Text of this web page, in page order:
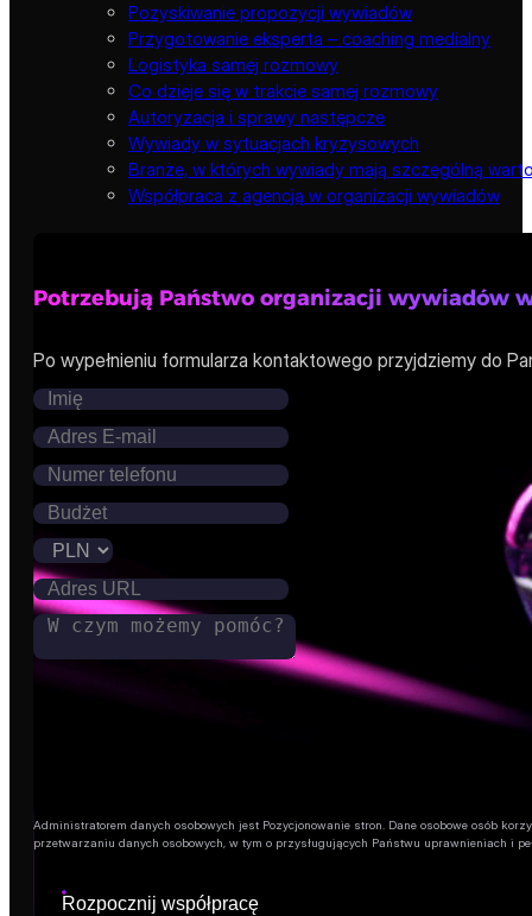
Pozyskiwanie propozycji wywiadów
Przygotowanie eksperta – coaching medialny
Logistyka samej rozmowy
Co dzieje się w trakcie samej rozmowy
Autoryzacja i sprawy następcze
Wywiady w sytuacjach kryzysowych
Branże, w których wywiady mają szczególną
Współpraca z agencją w organizacji wywiadów
Potrzebują Państwo organizacji wywiadów
Po wypełnieniu formularza kontaktowego przyjdziemy do
Administratorem danych osobowych jest Pozycjonowanie stron. Dane osobowe osób
przetwarzaniu danych osobowych, w tym o przysługujących Państwu uprawnieniach i
Rozpocznij współpracę